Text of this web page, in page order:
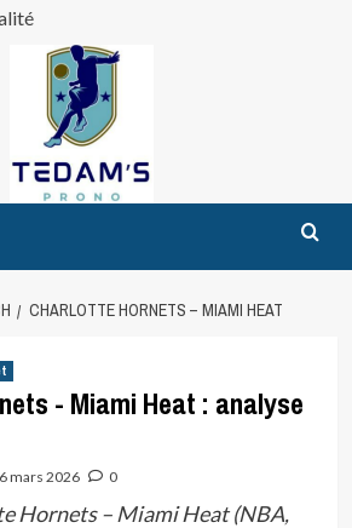
CHARLOTTE HORNETS – MIAMI HEAT
- Miami Heat : analyse
mars 2026 0
Hornets – Miami Heat (NBA,